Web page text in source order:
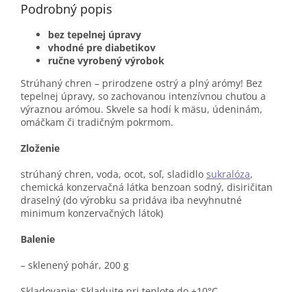
Podrobný popis
bez tepelnej úpravy
vhodné pre diabetikov
ručne vyrobený výrobok
Strúhaný chren – prirodzene ostrý a plný arómy! Bez
tepelnej úpravy, so zachovanou intenzívnou chuťou a
výraznou arómou. Skvele sa hodí k mäsu, údeninám,
omáčkam či tradičným pokrmom.
Zloženie
strúhaný chren, voda, ocot, soľ, sladidlo sukralóza,
chemická konzervačná látka benzoan sodný, disiričitan
draselný (do výrobku sa pridáva iba nevyhnutné
minimum konzervačných látok)
Balenie
– sklenený pohár, 200 g